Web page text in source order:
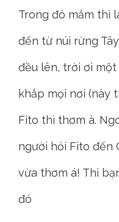
Trong đó mắm thì
đến từ núi rừng
đều lên, trời ơi
khắp mọi nơi (này
Fito thì thơm à.
người hỏi Fito đến
vừa thơm á! Thì
đó